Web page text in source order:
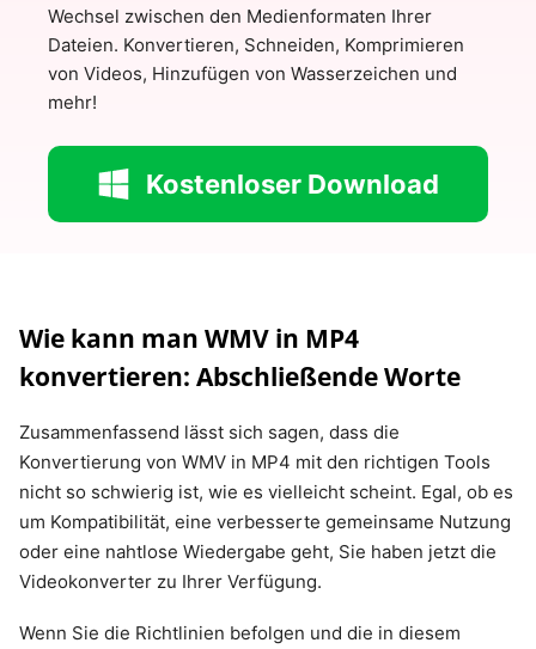
Wechsel zwischen den Medienformaten Ihrer
Dateien. Konvertieren, Schneiden, Komprimieren
von Videos, Hinzufügen von Wasserzeichen und
mehr!
Kostenloser Download
Wie kann man WMV in MP4
konvertieren: Abschließende Worte
Zusammenfassend lässt sich sagen, dass die
Konvertierung von WMV in MP4 mit den richtigen Tools
nicht so schwierig ist, wie es vielleicht scheint. Egal, ob es
um Kompatibilität, eine verbesserte gemeinsame Nutzung
oder eine nahtlose Wiedergabe geht, Sie haben jetzt die
Videokonverter zu Ihrer Verfügung.
Wenn Sie die Richtlinien befolgen und die in diesem